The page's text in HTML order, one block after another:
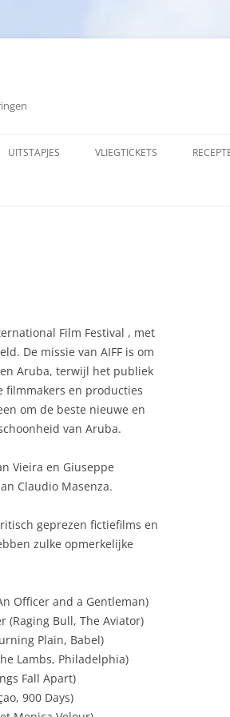
UITSTAPJES VLIEGTICKETS
Film Festival , met
De missie van AIFF is om
Aruba, terwijl het publiek
filmmakers en producties
om de beste nieuwe en
van Aruba.
Vieira en Giuseppe
Claudio Masenza.
geprezen fictiefilms en
zulke opmerkelijke
Officer and a Gentleman)
(Raging Bull, The Aviator)
Plain, Babel)
Lambs, Philadelphia)
Fall Apart)
900 Days)